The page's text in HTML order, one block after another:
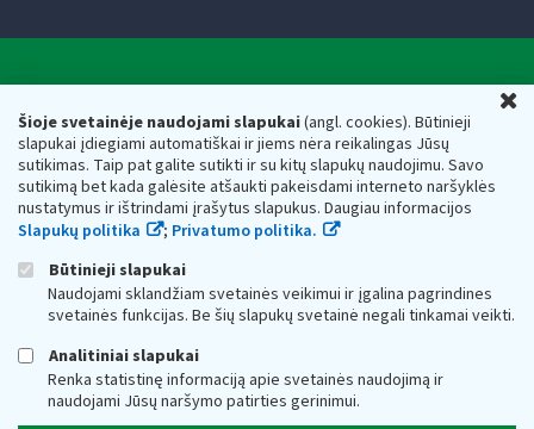
Šioje svetainėje naudojami slapukai(angl. cookies). Būtinieji
slapukai įdiegiami automatiškai ir jiems nėra reikalingas Jūsų
sutikimas. Taip pat galite sutikti ir su kitų slapukų naudojimu. Savo
sutikimą bet kada galėsite atšaukti pakeisdami interneto naršyklės
nustatymus ir ištrindami įrašytus slapukus. Daugiau informacijos
Slapukų politika
; Privatumo politika.
Būtinieji slapukai
Naudojami sklandžiam svetainės veikimui ir įgalina pagrindines
svetainės funkcijas. Be šių slapukų svetainė negali tinkamai veikti.
Analitiniai slapukai
Renka statistinę informaciją apie svetainės naudojimą ir
naudojami Jūsų naršymo patirties gerinimui.
Valstybinė mokesčių inspekcija prie Lietuvos
Respublikos finansų ministerijos
Biudžetinė įstaiga. Juridinio asmens kodas — 188659752,
adresas: Vasario 16-osios g. 14, 01107 Vilnius, Lietuva, el.paštas:
vmi@vmi.lt, E. pristatymo dėžutės adresas 188659752
Duomenys apie Valstybinę mokesčių inspekciją prie Lietuvos
Respublikos finansų ministerijos kaupiami ir saugomi Juridinių